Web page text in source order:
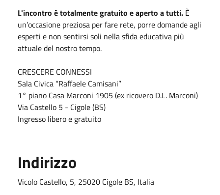
L'incontro è totalmente gratuito e aperto a tutti. È
un’occasione preziosa per fare rete, porre domande agli
esperti e non sentirsi soli nella sfida educativa più
attuale del nostro tempo.
CRESCERE CONNESSI
Sala Civica “Raffaele Camisani”
1° piano Casa Marconi 1905 (ex ricovero D.L. Marconi)
Via Castello 5 - Cigole (BS)
Ingresso libero e gratuito
Indirizzo
Vicolo Castello, 5, 25020 Cigole BS, Italia